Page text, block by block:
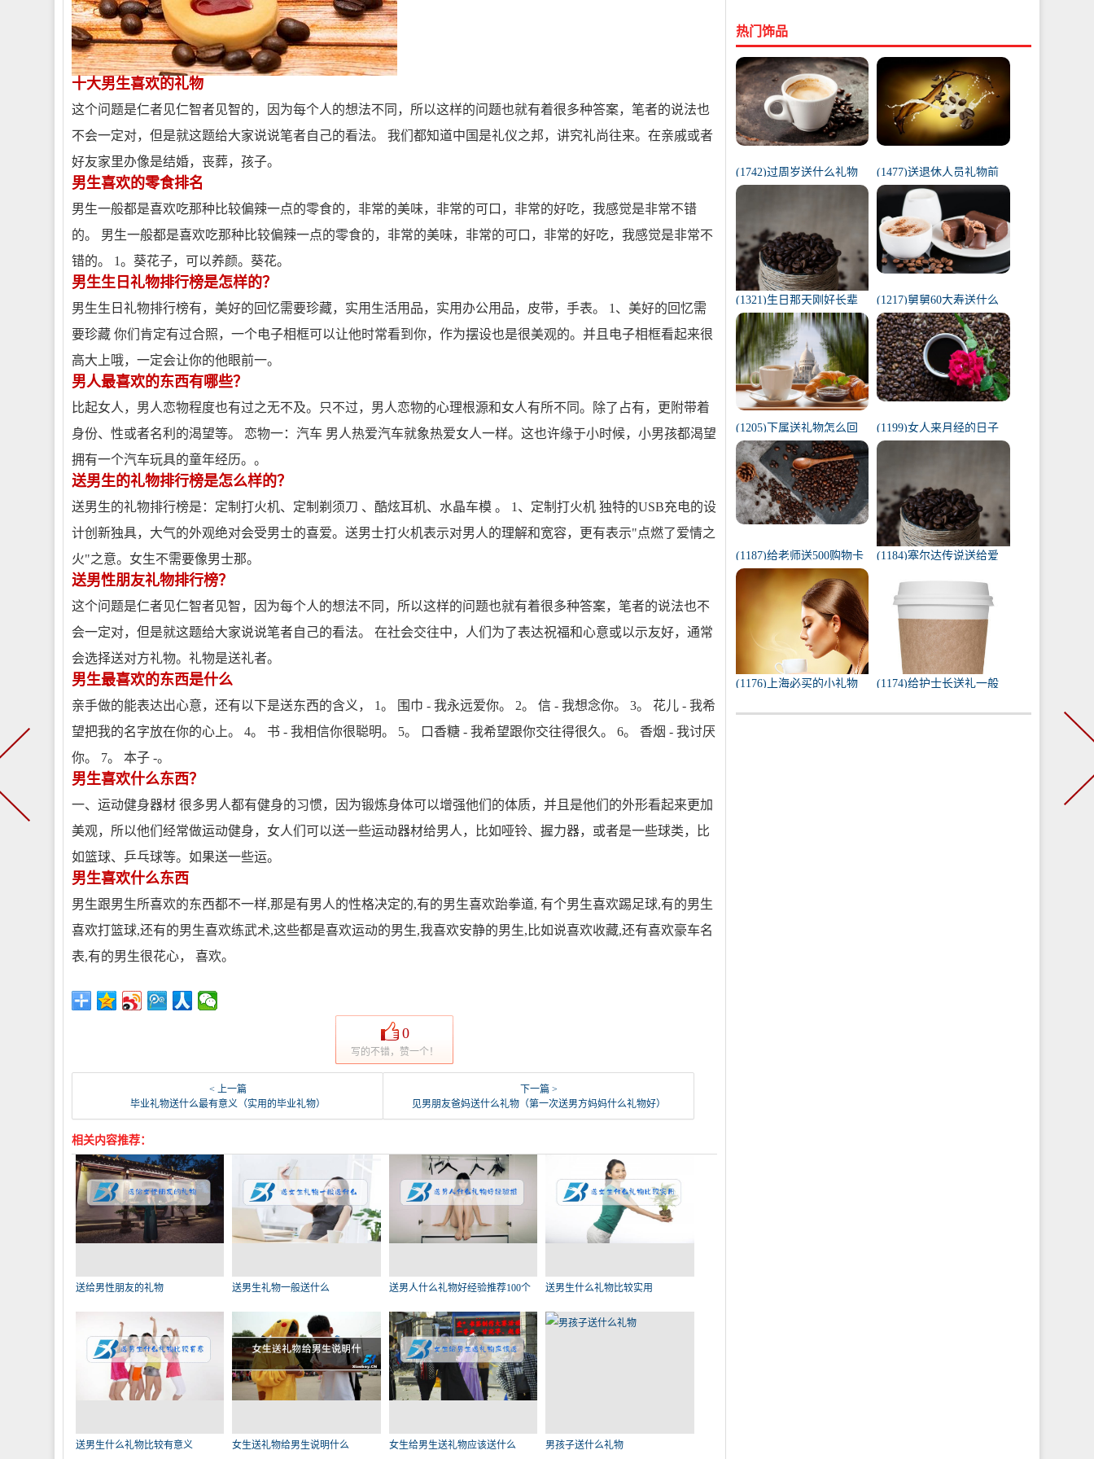
十大男生喜欢的礼物
这个问题是仁者见仁智者见智的，因为每个人的想法不同，所以这样的问题也就有着很多种答案，笔者的说法也
不会一定对，但是就这题给大家说说笔者自己的看法。 我们都知道中国是礼仪之邦，讲究礼尚往来。在亲戚或者
好友家里办像是结婚，丧葬，孩子。
男生喜欢的零食排名
男生一般都是喜欢吃那种比较偏辣一点的零食的，非常的美味，非常的可口，非常的好吃，我感觉是非常不错
的。 男生一般都是喜欢吃那种比较偏辣一点的零食的，非常的美味，非常的可口，非常的好吃，我感觉是非常不
错的。 1。葵花子，可以养颜。葵花。
男生生日礼物排行榜是怎样的？
男生生日礼物排行榜有，美好的回忆需要珍藏，实用生活用品，实用办公用品，皮带，手表。 1、美好的回忆需
要珍藏 你们肯定有过合照，一个电子相框可以让他时常看到你，作为摆设也是很美观的。并且电子相框看起来很
高大上哦，一定会让你的他眼前一。
男人最喜欢的东西有哪些？
比起女人，男人恋物程度也有过之无不及。只不过，男人恋物的心理根源和女人有所不同。除了占有，更附带着
身份、性或者名利的渴望等。 恋物一：汽车 男人热爱汽车就象热爱女人一样。这也许缘于小时候，小男孩都渴望
拥有一个汽车玩具的童年经历。。
送男生的礼物排行榜是怎么样的？
送男生的礼物排行榜是：定制打火机、定制剃须刀 、酷炫耳机、水晶车模 。 1、定制打火机 独特的USB充电的设
计创新独具，大气的外观绝对会受男士的喜爱。送男士打火机表示对男人的理解和宽容，更有表示"点燃了爱情之
火"之意。女生不需要像男士那。
送男性朋友礼物排行榜？
这个问题是仁者见仁智者见智，因为每个人的想法不同，所以这样的问题也就有着很多种答案，笔者的说法也不
会一定对，但是就这题给大家说说笔者自己的看法。 在社会交往中，人们为了表达祝福和心意或以示友好，通常
会选择送对方礼物。礼物是送礼者。
男生最喜欢的东西是什么
亲手做的能表达出心意，还有以下是送东西的含义， 1。 围巾 - 我永远爱你。 2。 信 - 我想念你。 3。 花儿 - 我希
望把我的名字放在你的心上。 4。 书 - 我相信你很聪明。 5。 口香糖 - 我希望跟你交往得很久。 6。 香烟 - 我讨厌
你。 7。 本子 -。
男生喜欢什么东西？
一、运动健身器材 很多男人都有健身的习惯，因为锻炼身体可以增强他们的体质，并且是他们的外形看起来更加
美观，所以他们经常做运动健身，女人们可以送一些运动器材给男人，比如哑铃、握力器，或者是一些球类，比
如篮球、乒乓球等。如果送一些运。
男生喜欢什么东西
男生跟男生所喜欢的东西都不一样,那是有男人的性格决定的,有的男生喜欢跆拳道, 有个男生喜欢踢足球,有的男生
喜欢打篮球,还有的男生喜欢练武术,这些都是喜欢运动的男生,我喜欢安静的男生,比如说喜欢收藏,还有喜欢豪车名
表,有的男生很花心， 喜欢。
0
写的不错，赞一个！
< 上一篇
毕业礼物送什么最有意义（实用的毕业礼物）
下一篇 >
见男朋友爸妈送什么礼物（第一次送男方妈妈什么礼物好）
相关内容推荐：
送给男性朋友的礼物 送男生礼物一般送什么 送男人什么礼物好经验推荐100个 送男生什么礼物比较实用
送男生什么礼物比较有意义 女生送礼物给男生说明什么 女生给男生送礼物应该送什么 男孩子送什么礼物
热门饰品
(1742)过周岁送什么礼物
好（1岁宝宝礼物排行榜）
(1477)送退休人员礼物前
十件排名（工会退休纪念
品范围）
(1321)生日那天刚好长辈
去世（父亲在我生日去世
意味着）
(1217)舅舅60大寿送什么
礼物（舅舅60岁十大最佳
礼物排行榜）
(1205)下属送礼物怎么回
复（下属给我送礼我该如
何回复）
(1199)女人来月经的日子
代表什么（1一31日月经代
(1187)给老师送500购物卡
少吗（给老师送500还是
1000）
(1184)塞尔达传说送给爱
任务100只蚱蜢）
(1176)上海必买的小礼物
(1174)给护士长送礼一般
实用的东西）